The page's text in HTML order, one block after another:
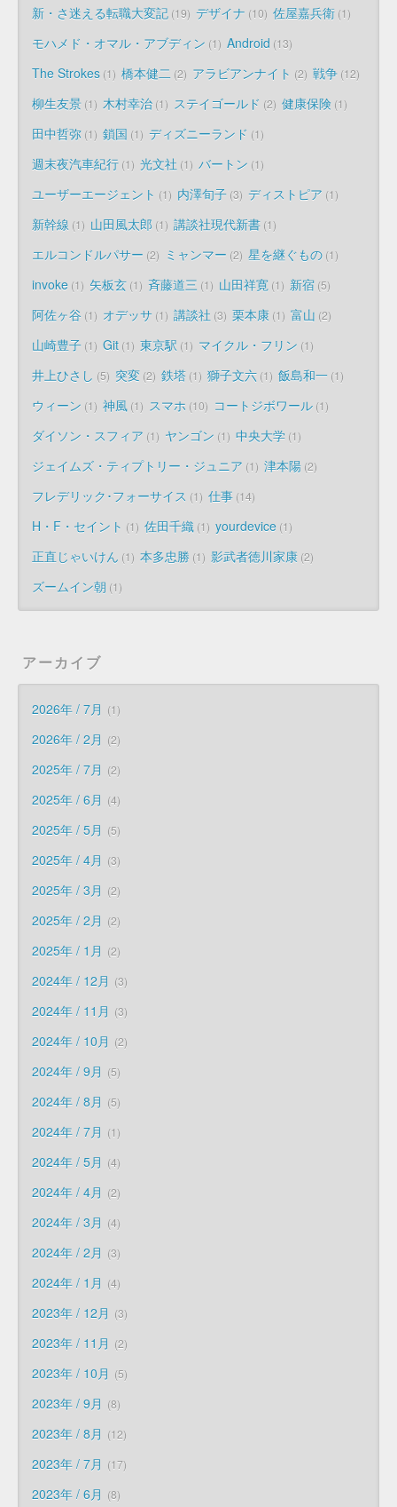
新・さ迷える転職大変記 19 デザイナ 10 佐屋嘉兵衛 1
モハメド・オマル・アブディン 1 Android 13
The Strokes 1 橋本健二 2 アラビアンナイト 2 戦争 12
柳生友景 1 木村幸治 1 ステイゴールド 2 健康保険 1
田中哲弥 1 鎖国 1 ディズニーランド 1
週末夜汽車紀行 1 光文社 1 バートン 1
ユーザーエージェント 1 内澤旬子 3 ディストピア 1
新幹線 1 山田風太郎 1 講談社現代新書 1
エルコンドルパサー 2 ミャンマー 2 星を継ぐもの 1
invoke 1 矢板玄 1 斉藤道三 1 山田祥寛 1 新宿 5
阿佐ヶ谷 1 オデッサ 1 講談社 3 栗本康 1 富山 2
山崎豊子 1 Git 1 東京駅 1 マイクル・フリン 1
井上ひさし 5 突変 2 鉄塔 1 獅子文六 1 飯島和一 1
ウィーン 1 神風 1 スマホ 10 コートジボワール 1
ダイソン・スフィア 1 ヤンゴン 1 中央大学 1
ジェイムズ・ティプトリー・ジュニア 1 津本陽 2
フレデリック･フォーサイス 1 仕事 14
H・F・セイント 1 佐田千織 1 yourdevice 1
正直じゃいけん 1 本多忠勝 1 影武者徳川家康 2
ズームイン朝 1
アーカイブ
2026年 / 7月 1
2026年 / 2月 2
2025年 / 7月 2
2025年 / 6月 4
2025年 / 5月 5
2025年 / 4月 3
2025年 / 3月 2
2025年 / 2月 2
2025年 / 1月 2
2024年 / 12月 3
2024年 / 11月 3
2024年 / 10月 2
2024年 / 9月 5
2024年 / 8月 5
2024年 / 7月 1
2024年 / 5月 4
2024年 / 4月 2
2024年 / 3月 4
2024年 / 2月 3
2024年 / 1月 4
2023年 / 12月 3
2023年 / 11月 2
2023年 / 10月 5
2023年 / 9月 8
2023年 / 8月 12
2023年 / 7月 17
2023年 / 6月 8